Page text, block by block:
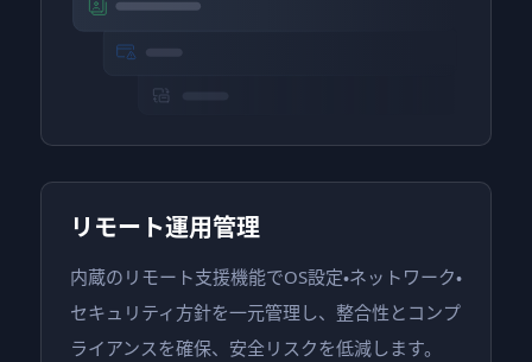
リモート運用管理
内蔵のリモート支援機能でOS設定・ネットワーク・
セキュリティ方針を一元管理し、整合性とコンプ
ライアンスを確保、安全リスクを低減します。